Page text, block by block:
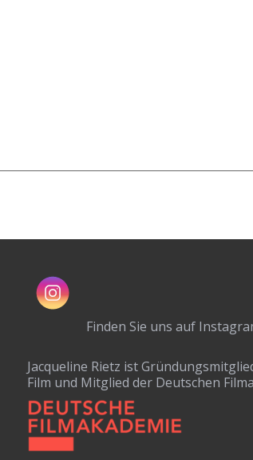
Finden Sie uns auf
Jacqueline Rietz ist
Film und Mitglied der Deutschen